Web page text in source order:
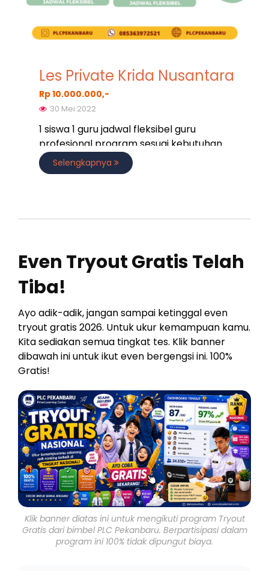
Les Private Krida Nusantara
Rp 10.000.000,-
30 Mei 2022
1 siswa 1 guru jadwal fleksibel guru
profesional program sesuai kebutuhan
Selengkapnya
Even Tryout Gratis Telah
Tiba!
Ayo adik-adik, jangan sampai ketinggal even
tryout gratis 2026. Untuk ukur kemampuan kamu.
Kita sediakan semua tingkat tes. Klik banner
dibawah ini untuk ikut even bergengsi ini. 100%
Gratis!
Klik banner diatas ini untuk mengikuti program Tryout
Gratis dari bimbel PLC Pekanbaru. Berpartisipasi dalam
program ini 100% tidak dipungut biaya.